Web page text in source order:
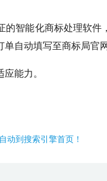
智能化商标处理软
自动填写至商标局官
能力。
动到搜索引擎首页！